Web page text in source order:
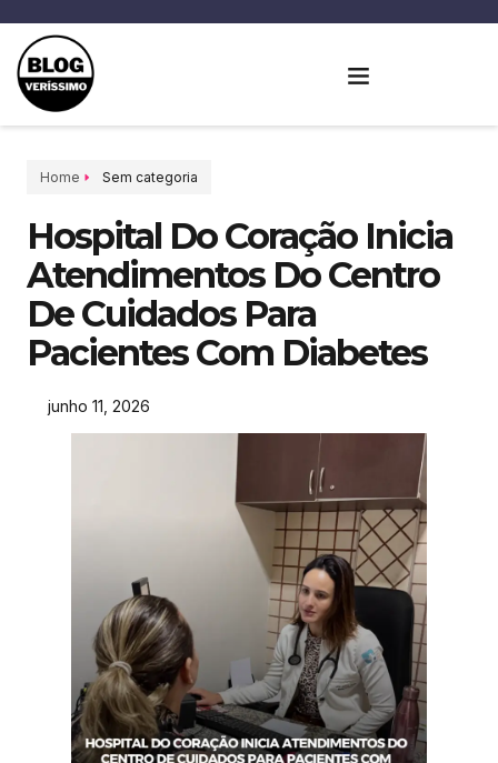
Home Sem categoria
Hospital Do Coração Inicia
Atendimentos Do Centro
De Cuidados Para
Pacientes Com Diabetes
junho 11, 2026